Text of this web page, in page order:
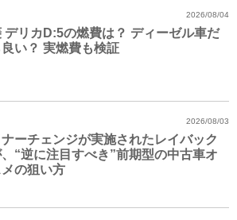
デリカD:5の燃費は？ ディーゼル車だ
い？ 実燃費も検証
2026/08/04
ーチェンジが実施されたレイバック
“逆に注目すべき”前期型の中古車オ
メの狙い方
2026/08/03